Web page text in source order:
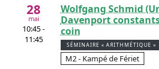
28
mai
10:45 -
11:45
Wolfgang Schmid
Davenport
coin
SÉMINAIRE « ARITHMÉTIQUE »
M2 - Kampé de Fériet